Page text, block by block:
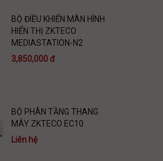
BỘ ĐIỀU KHIỂN MÀN HÌNH
HIỂN THỊ ZKTECO
MEDIASTATION-N2
3,850,000 đ
BỘ PHÂN TẦNG THANG
MÁY ZKTECO EC10
Liên hệ